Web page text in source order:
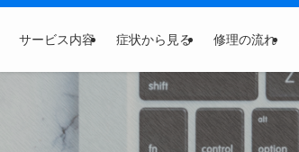
サービス内容 症状から見る 修理の流れ